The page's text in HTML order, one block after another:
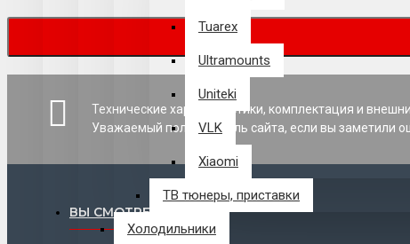
Tuarex
Ultramounts
Uniteki
VLK
Xiaomi
ТВ тюнеры, приставки
Холодильники
Технические характеристики, комплектация и
Уважаемый пользователь сайта, если вы заметили
ВЫ СМОТРЕЛИ